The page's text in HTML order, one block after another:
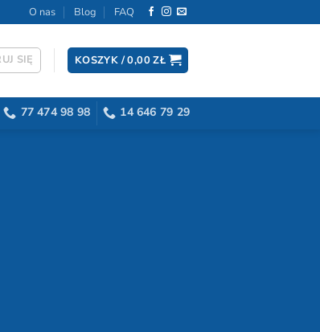
O nas Blog FAQ
SIĘ KOSZYK /0,00ZŁ
77 474 98 98 14 646 79 29